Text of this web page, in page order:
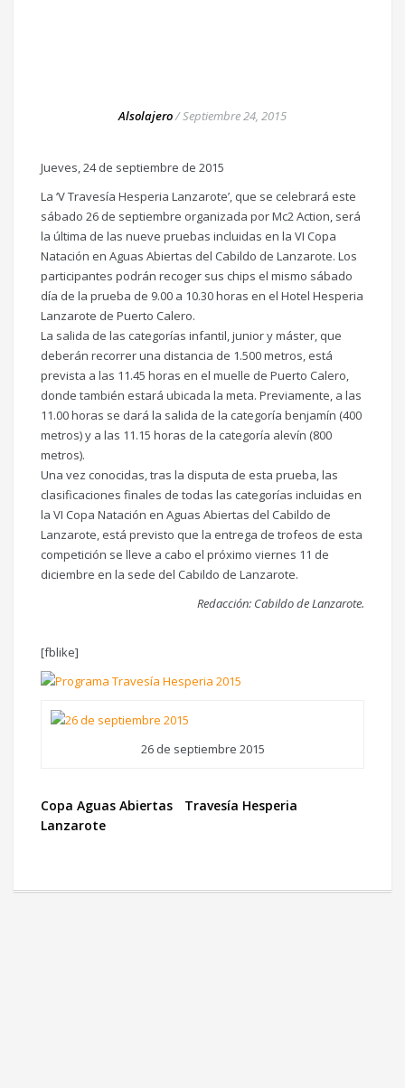
Alsolajero/Septiembre 24, 2015
Jueves, 24 de septiembre de 2015
La ‘V Travesía Hesperia Lanzarote’, que se celebrará este
sábado 26 de septiembre organizada por Mc2 Action, será
la última de las nueve pruebas incluidas en la VI Copa
Natación en Aguas Abiertas del Cabildo de Lanzarote. Los
participantes podrán recoger sus chips el mismo sábado
día de la prueba de 9.00 a 10.30 horas en el Hotel Hesperia
Lanzarote de Puerto Calero.
La salida de las categorías infantil, junior y máster, que
deberán recorrer una distancia de 1.500 metros, está
prevista a las 11.45 horas en el muelle de Puerto Calero,
donde también estará ubicada la meta. Previamente, a las
11.00 horas se dará la salida de la categoría benjamín (400
metros) y a las 11.15 horas de la categoría alevín (800
metros).
Una vez conocidas, tras la disputa de esta prueba, las
clasificaciones finales de todas las categorías incluidas en
la VI Copa Natación en Aguas Abiertas del Cabildo de
Lanzarote, está previsto que la entrega de trofeos de esta
competición se lleve a cabo el próximo viernes 11 de
diciembre en la sede del Cabildo de Lanzarote.
Redacción: Cabildo de Lanzarote.
[fblike]
26 de septiembre 2015
Copa Aguas Abiertas
Travesía Hesperia
Lanzarote